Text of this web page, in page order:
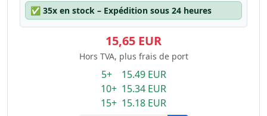
✅ 35x en stock – Expédition sous 24 heures
15,65 EUR
Hors TVA, plus frais de port
5+ 15.49 EUR
10+ 15.34 EUR
15+ 15.18 EUR